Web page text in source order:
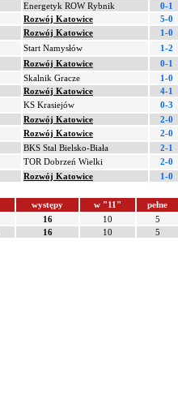
Energetyk ROW Rybnik
0-1
Rozwój Katowice
5-0
Rozwój Katowice
1-0
Start Namysłów
1-2
Rozwój Katowice
0-1
Skalnik Gracze
1-0
Rozwój Katowice
4-1
KS Krasiejów
0-3
Rozwój Katowice
2-0
Rozwój Katowice
2-0
BKS Stal Bielsko-Biała
2-1
TOR Dobrzeń Wielki
2-0
Rozwój Katowice 1-0
występy w "11"
pełne
16 10
5
16 10 5